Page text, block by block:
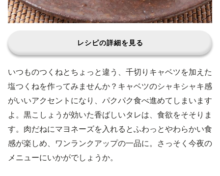
レシピの詳細を見る
いつものつくねとちょっと違う、千切りキャベツを加えた
塩つくねを作ってみませんか？キャベツのシャキシャキ感
がいいアクセントになり、パクパク食べ進めてしまいます
よ。黒こしょうが効いた香ばしいタレは、食欲をそそりま
す。肉だねにマヨネーズを入れるとふわっとやわらかい食
感が楽しめ、ワンランクアップの一品に。さっそく今夜の
メニューにいかがでしょうか。